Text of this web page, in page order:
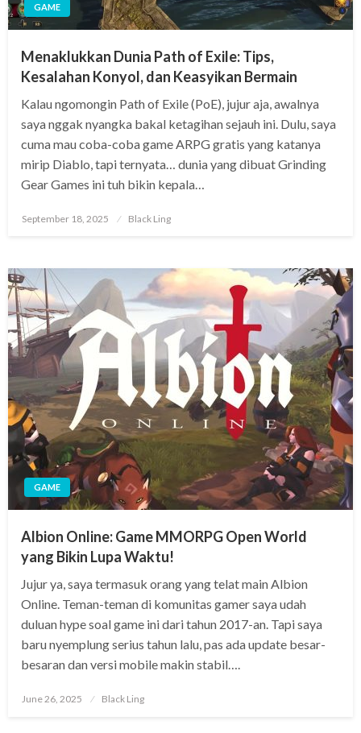
GAME
Menaklukkan Dunia Path of Exile: Tips,
Kesalahan Konyol, dan Keasyikan Bermain
Kalau ngomongin Path of Exile (PoE), jujur aja, awalnya
saya nggak nyangka bakal ketagihan sejauh ini. Dulu, saya
cuma mau coba-coba game ARPG gratis yang katanya
mirip Diablo, tapi ternyata… dunia yang dibuat Grinding
Gear Games ini tuh bikin kepala…
Posted
September 18, 2025 Black Ling
GAME
Albion Online: Game MMORPG Open World
yang Bikin Lupa Waktu!
Jujur ya, saya termasuk orang yang telat main Albion
Online. Teman-teman di komunitas gamer saya udah
duluan hype soal game ini dari tahun 2017-an. Tapi saya
baru nyemplung serius tahun lalu, pas ada update besar-
besaran dan versi mobile makin stabil….
Posted
June 26, 2025 Black Ling